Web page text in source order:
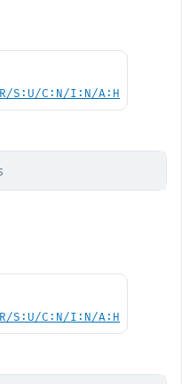
S:U/C:N/I:N/A:H
S:U/C:N/I:N/A:H